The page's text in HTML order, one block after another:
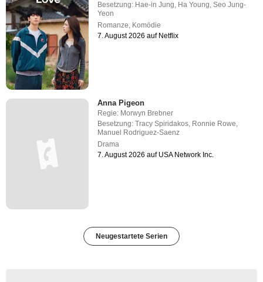
Besetzung: Hae-in Jung, Ha Young,Seo Jung-
Yeon
Romanze, Komödie
7. August 2026 auf Netflix
Anna Pigeon
Regie: Morwyn Brebner
Besetzung:Tracy Spiridakos, Ronnie Rowe,
Manuel Rodriguez-Saenz
Drama
7. August 2026 auf USA Network Inc.
Neugestartete Serien